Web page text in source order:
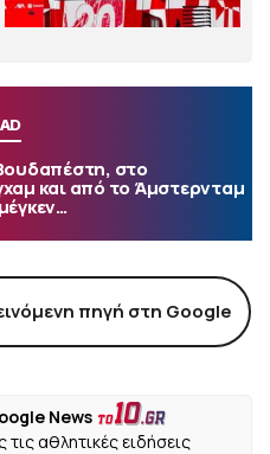
στο
και από το Άμστερνταμ
πηγή στη Google
News
αθλητικές ειδήσεις